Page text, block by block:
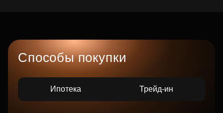
Способы покупки
Ипотека Трейд-ин